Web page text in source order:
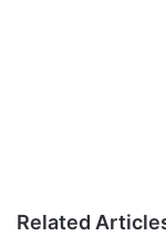
Related